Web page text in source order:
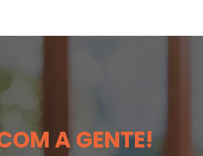
A GENTE!